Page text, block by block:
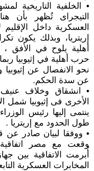
• الخلفية التاريخية
التيجراى تُظهر بأن
العسكرية داخل
إريتريا، وبذلك يكون
أهلية يلوح في الأفق
حرب أهلية في إثيوبيا
نحو الانفصال عن إثيوبيا
عن سدة الحكم.
• انشقاق وخلاف عنيف
الأخرى فى إثيوبيا شمل
ينتمى إليها رئيس
طول الحدود مع إريتريا .
• ووفقا لبيان صادر عن
وقعت مع مصر اتفاقية
أُبرمت الاتفاقية بين
المخابرات العسكرية